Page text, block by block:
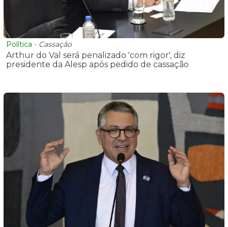
Política - Cassação
Arthur do Val será penalizado 'com rigor', diz
presidente da Alesp após pedido de cassação